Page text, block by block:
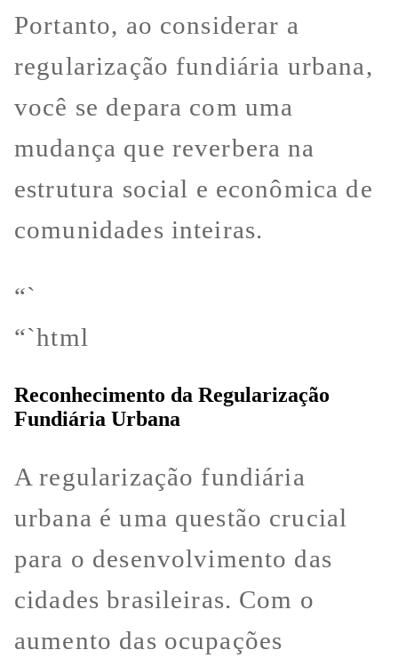
Portanto, ao considerar a
regularização fundiária urbana,
você se depara com uma
mudança que reverbera na
estrutura social e econômica de
comunidades inteiras.
“`
“`html
Reconhecimento da Regularização
Fundiária Urbana
A regularização fundiária
urbana é uma questão crucial
para o desenvolvimento das
cidades brasileiras. Com o
aumento das ocupações